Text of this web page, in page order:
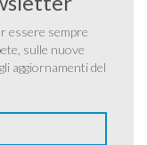
essere sempre
sulle nuove
aggiornamenti del